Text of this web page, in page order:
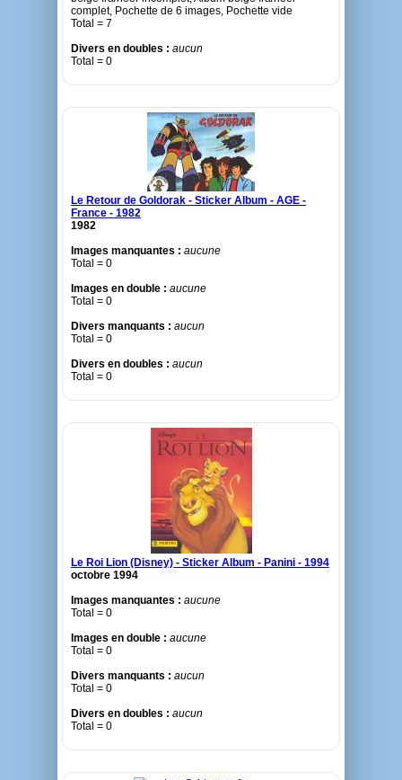
complet, Pochette de 6 images, Pochette vide
Total = 7
Divers en doubles : aucun
Total = 0
Le Retour de Goldorak - Sticker Album - AGE -
France - 1982
1982
Images manquantes : aucune
Total = 0
Images en double : aucune
Total = 0
Divers manquants : aucun
Total = 0
Divers en doubles : aucun
Total = 0
Le Roi Lion (Disney) - Sticker Album - Panini - 1994
octobre 1994
Images manquantes : aucune
Total = 0
Images en double : aucune
Total = 0
Divers manquants : aucun
Total = 0
Divers en doubles : aucun
Total = 0